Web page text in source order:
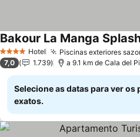
4 EstrelasHotel Piscinas exteriores
Bakour La Manga
7,0 1.739 a 9.1 km de Cala del
Selecione as datas para ver os
exatos.